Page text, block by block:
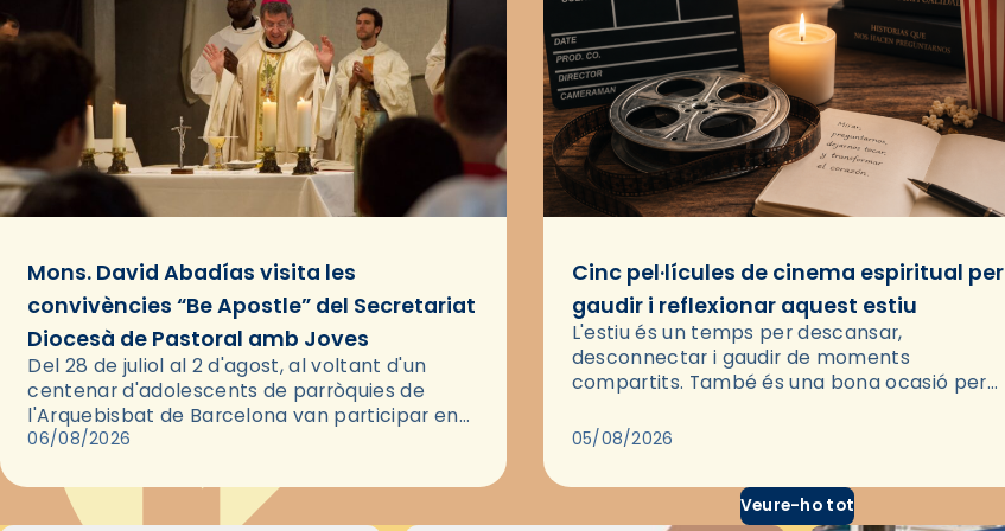
Mons. David Abadías visita les
convivències “Be Apostle” del Secretariat
Diocesà de Pastoral amb Joves
Del 28 de juliol al 2 d'agost, al voltant d'un
centenar d'adolescents de parròquies de
l'Arquebisbat de Barcelona van participar en
les convivències Be Apostle, organitzades pel
06/08/2026
Cinc pel·lícules de cinema espiritual per
gaudir i reflexionar aquest estiu
L'estiu és un temps per descansar,
desconnectar i gaudir de moments
compartits. També és una bona ocasió per
través del cinema, reflexionar sobre les…
05/08/2026
Veure-ho tot